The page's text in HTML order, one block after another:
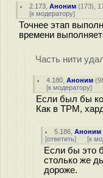
2.173 ,Аноним (173),
[к модератору]
Точнее этап
времени
Часть нити
4.180 ,Аноним (
[к модератору]
Если был бы
Как в TPM,
5.186 ,Аноним
[ответить] [к
Если бы это
столько же
дороже.